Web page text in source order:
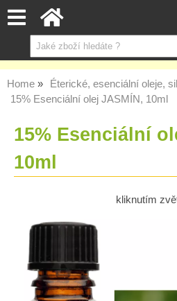
Home
Éterické, esenciální oleje,
15% Esenciální olej JASMÍN, 10ml
15% Esenciální
10ml
kliknutím